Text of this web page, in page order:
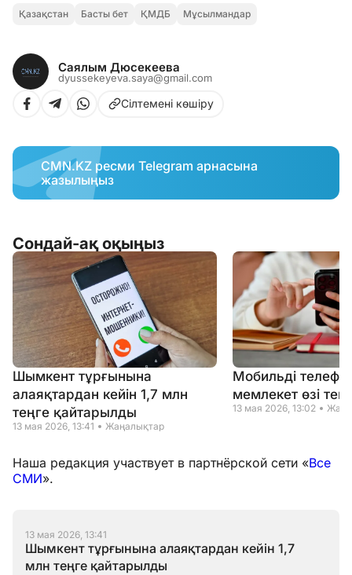
Қазақстан Басты бет ҚМДБ Мұсылмандар
Саялым Дюсекеева
dyussekeyeva.saya@gmail.com
Сілтемені көшіру
CMN.KZ ресми Telegram арнасына
жазылыңыз
Сондай-ақ оқыңыз
Шымкент тұрғынына
алаяқтардан кейін 1,7 млн
теңге қайтарылды
13 мая 2026, 13:41 Жаңалықтар
Мобильді
мемлекет өзі
13 мая 2026, 13:02
Наша редакция участвует в партнёрской сети «Все
СМИ».
13 мая 2026, 13:41
Шымкент тұрғынына алаяқтардан кейін 1,7
млн теңге қайтарылды